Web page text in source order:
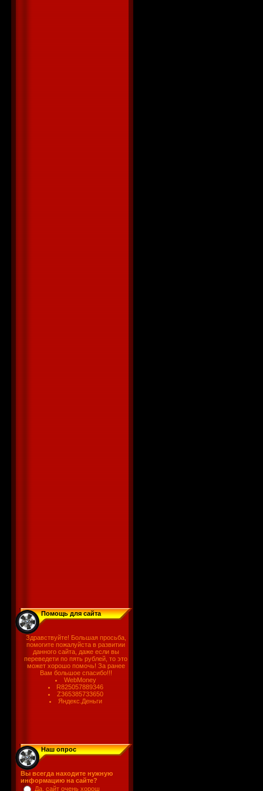
Помощь для сайта
Здравствуйте! Большая просьба,
помогите пожалуйста в развитии
данного сайта, даже если вы
переведети по пять рублей, то это
может хорошо помочь! За ранее
Вам большое спасибо!!!
WebMoney
R825057889346
Z365385733650
Яндекс.Деньги
Наш опрос
Вы всегда находите нужную
информацию на сайте?
Да, сайт очень хорош